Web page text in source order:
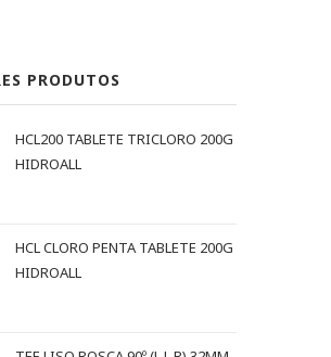
PRODUTOS
HCL200 TABLETE TRICLORO 200G
HIDROALL
HCL CLORO PENTA TABLETE 200G
HIDROALL